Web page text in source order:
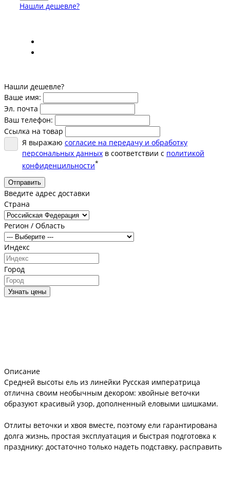
Нашли дешевле?
Нашли дешевле?
Ваше имя:
Эл. почта
Ваш телефон:
Ссылка на товар
Я выражаю согласие на передачу и обработку
персональных данных в соответствии с политикой
конфиденцильности*
Отправить
Введите адрес доставки
Страна
Регион / Область
Индекс
Город
Узнать цены
Описание
Средней высоты ель из линейки Русская императрица
отлична своим необычным декором: хвойные веточки
образуют красивый узор, дополненный еловыми шишками.
Отлиты веточки и хвоя вместе, поэтому ели гарантирована
долга жизнь, простая эксплуатация и быстрая подготовка к
празднику: достаточно только надеть подставку, расправить